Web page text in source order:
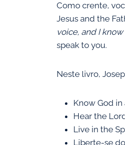
Como crente,
Jesus and the
voice, and I
speak to you.
Neste livro,
Know God
Hear the
Live in the
Liberte-se